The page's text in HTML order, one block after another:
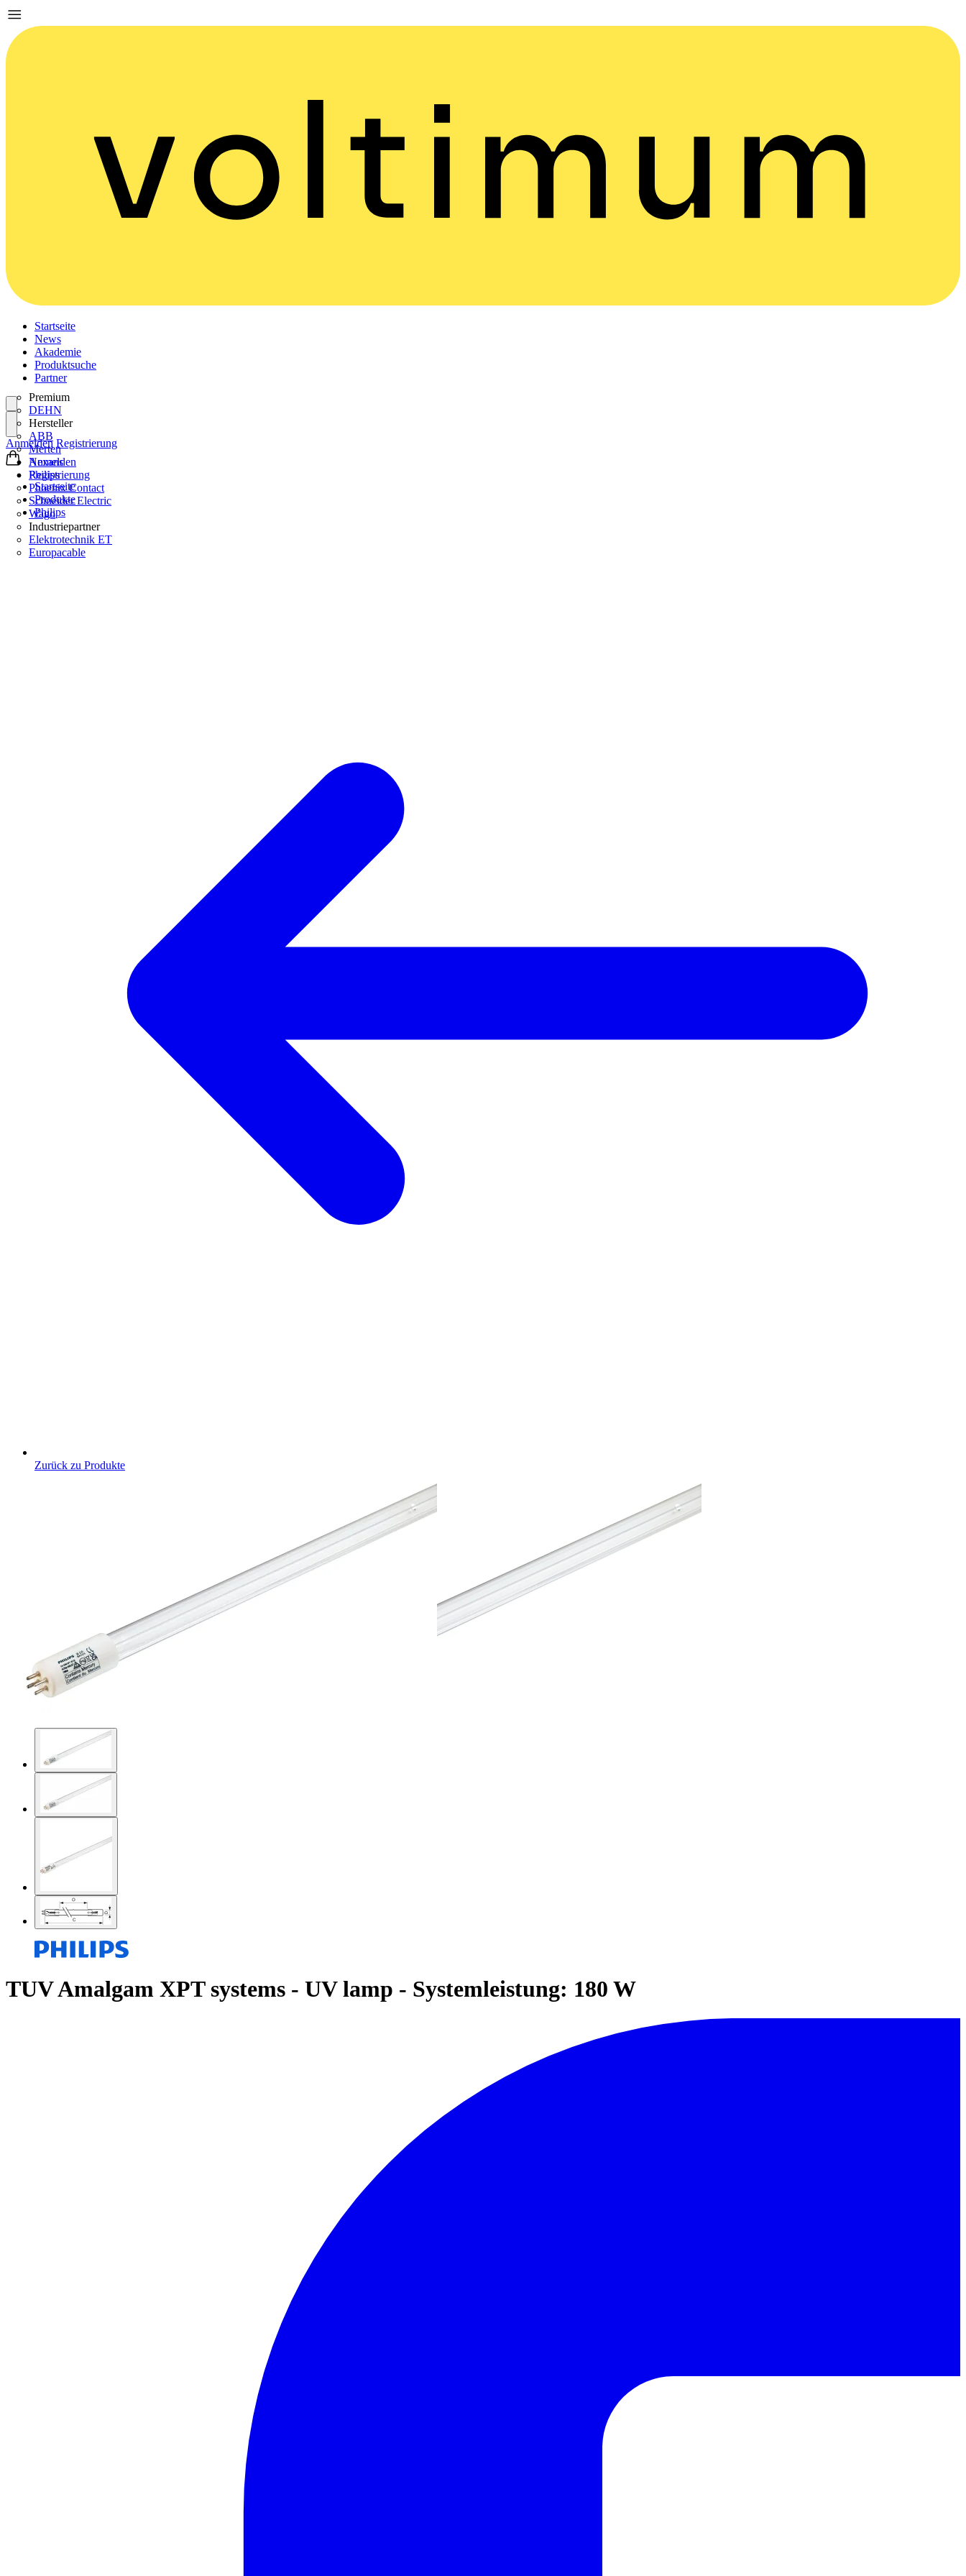
Startseite
News
Akademie
Produktsuche
Partner
Premium
DEHN
Hersteller
ABB
Merten
Nexans
Philips
Phoenix Contact
Schneider Electric
Wago
Industriepartner
Elektrotechnik ET
Europacable
Anmelden
Registrierung
Anmelden Registrierung
Startseite
Produkte
Philips
Zurück zu Produkte
TUV Amalgam XPT systems - UV lamp - Systemleistung: 180 W